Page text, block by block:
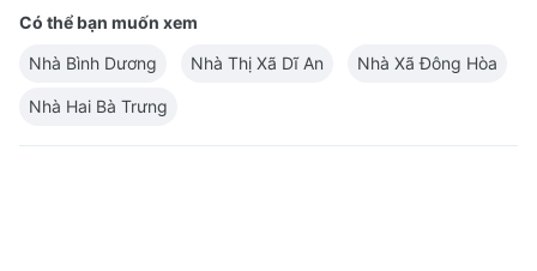
Có thể bạn muốn xem
Nhà Bình Dương
Nhà Thị Xã Dĩ An Nhà Xã Đông Hòa
Nhà Hai Bà Trưng